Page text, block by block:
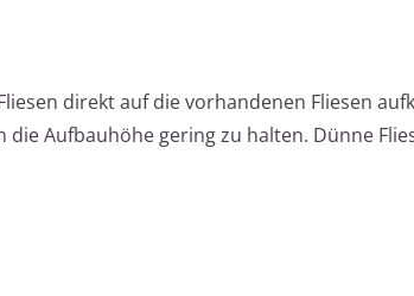
direkt auf die vorhandenen Fliesen
Aufbauhöhe gering zu halten. Dünne